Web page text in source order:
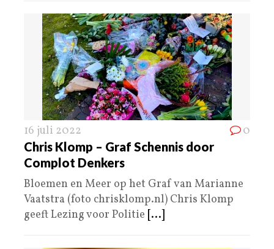
16 juli 2022 0
Chris Klomp – Graf Schennis door
Complot Denkers
Bloemen en Meer op het Graf van Marianne
Vaatstra (foto chrisklomp.nl) Chris Klomp
geeft Lezing voor Politie [...]